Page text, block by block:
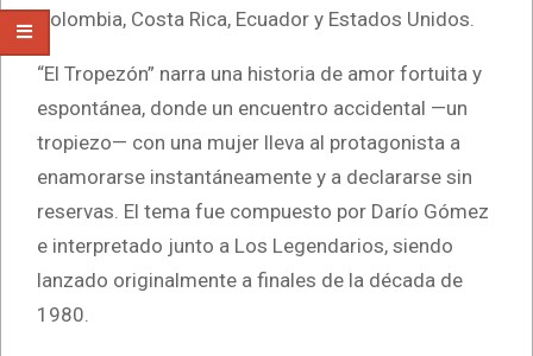
Colombia, Costa Rica, Ecuador y Estados Unidos.
“El Tropezón” narra una historia de amor fortuita y
espontánea, donde un encuentro accidental —un
tropiezo— con una mujer lleva al protagonista a
enamorarse instantáneamente y a declararse sin
reservas. El tema fue compuesto por Darío Gómez
e interpretado junto a Los Legendarios, siendo
lanzado originalmente a finales de la década de
1980.